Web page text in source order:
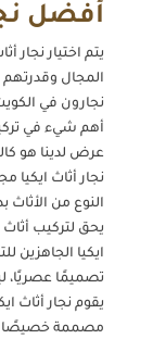
أفضل
يتم اختيار نجار
المجال
نجارون في
أهم شيء في
عرض لدينا هو
نجار أثاث
النوع من الأثاث
يحق لتركيب
ايكيا الجاهزين
تصميمًا عصريًا،
يقوم نجار أثاث
مصممة خصيصًا